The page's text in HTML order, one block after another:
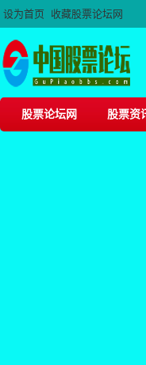
设为首页 收藏股票论坛网
股票论坛网 股票资